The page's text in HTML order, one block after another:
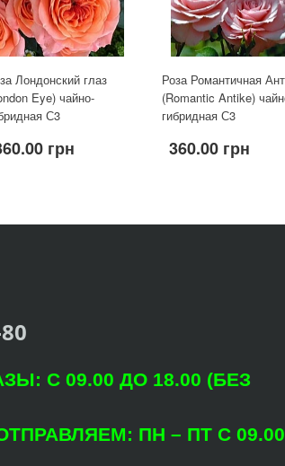
Лондонский глаз
Eye) чайно-
С3
грн
Роза Романтичная
(Romantic Antike)
гибридная С3
360.00 грн
С 09.00 ДО 18.00 (БЕЗ
ПН – ПТ С 09.00